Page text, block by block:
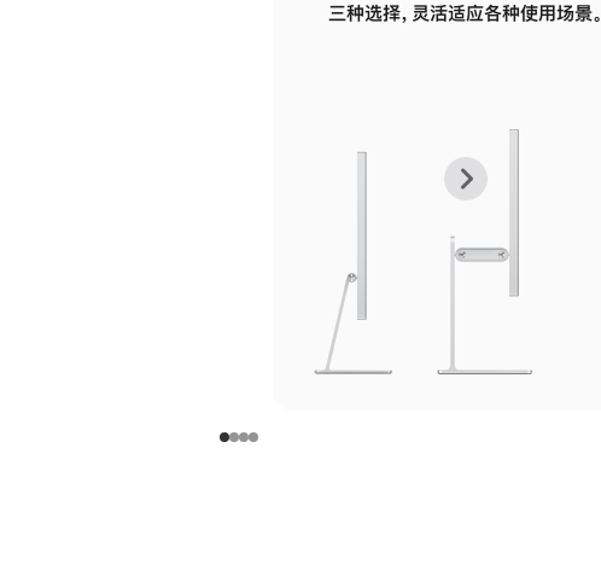
面
面
三种选择，灵活适应各种使用场景。
上
张
下
张